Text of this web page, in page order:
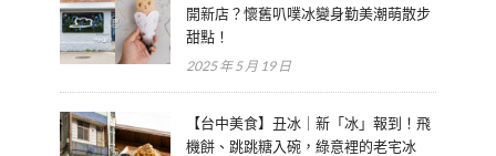
開新店？懷舊叭噗冰變身勤美潮萌散步
甜點！
2025 年 5 月 19 日
【台中美食】丑冰｜新「冰」報到！飛
機餅、跳跳糖入碗，綠意裡的老宅冰